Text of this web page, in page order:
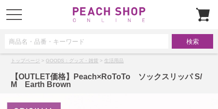
t
o
a
o
トップページ >GOODS：グッズ・雑貨 > 生活用品
【OUTLET価格】Peach×RoToTo ソックスリッパ S/
M Earth Brown